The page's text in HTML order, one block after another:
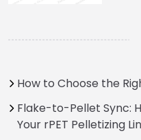
How to Choose the
Flake-to-Pellet Sync:
Your rPET Pelletizing